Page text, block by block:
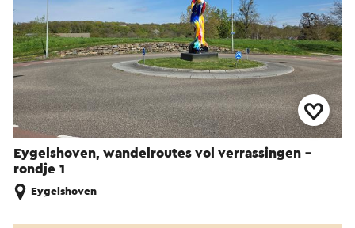
Eygelshoven, wandelroutes vol verrassingen -
rondje 1
Eygelshoven